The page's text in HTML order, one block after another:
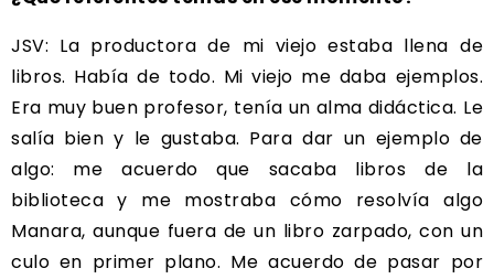
JSV: La productora de mi viejo estaba llena de
libros. Había de todo. Mi viejo me daba ejemplos.
Era muy buen profesor, tenía un alma didáctica. Le
salía bien y le gustaba. Para dar un ejemplo de
algo: me acuerdo que sacaba libros de la
biblioteca y me mostraba cómo resolvía algo
Manara, aunque fuera de un libro zarpado, con un
culo en primer plano. Me acuerdo de pasar por